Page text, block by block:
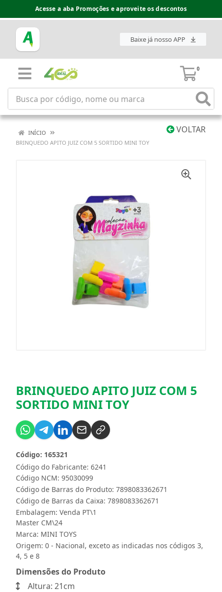
Acesse a aba Promoções e aproveite os descontos
Baixe já nosso APP
0
VOLTAR
INÍCIO
BRINQUEDO APITO JUIZ COM 5 SORTIDO MINI TOY
BRINQUEDO APITO JUIZ COM 5
SORTIDO MINI TOY
Código do Fabricante: 6241
Código: 165321
Código NCM: 95030099
Código de Barras do Produto: 7898083362671
Código de Barras da Caixa: 7898083362671
Embalagem: Venda PT\1
Master CM\24
Marca: MINI TOYS
Origem: 0 - Nacional, exceto as indicadas nos códigos 3,
4, 5 e 8
Dimensões do Produto
Altura: 21cm